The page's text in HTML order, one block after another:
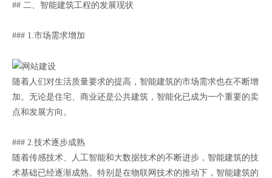
## 二、智能建筑工程的发展现状
### 1.市场需求增加
随着人们对生活质量要求的提高，智能建筑的市场需求也在不断增
加。无论是住宅、商业还是公共建筑，智能化已成为一个重要的卖
点和发展方向。
### 2.技术逐步成熟
随着传感技术、人工智能和大数据技术的不断进步，智能建筑的技
术基础已经逐渐成熟。特别是在物联网技术的推动下，智能建筑的